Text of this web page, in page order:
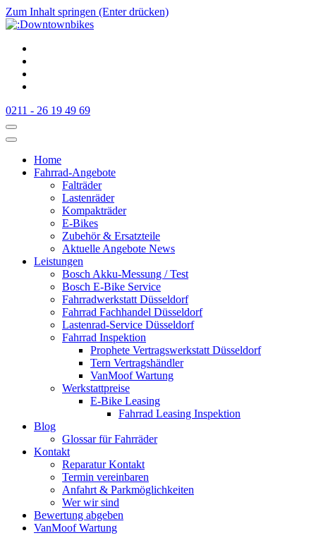
Zum Inhalt springen (Enter drücken)
:Downtownbikes
Der Fahrradladen in Düsseldorf am Hauptbahnhof
0211 - 26 19 49 69
Home
Fahrrad-Angebote
Falträder
Lastenräder
Kompakträder
E-Bikes
Zubehör & Ersatzteile
Aktuelle Angebote News
Leistungen
Bosch Akku-Messung / Test
Bosch E-Bike Service
Fahrradwerkstatt Düsseldorf
Fahrrad Fachhandel Düsseldorf
Lastenrad-Service Düsseldorf
Fahrrad Inspektion
Prophete Vertragswerkstatt Düsseldorf
Tern Vertragshändler
VanMoof Wartung
Werkstattpreise
E-Bike Leasing
Fahrrad Leasing Inspektion
Blog
Glossar für Fahrräder
Kontakt
Reparatur Kontakt
Termin vereinbaren
Anfahrt & Parkmöglichkeiten
Wer wir sind
Bewertung abgeben
VanMoof Wartung